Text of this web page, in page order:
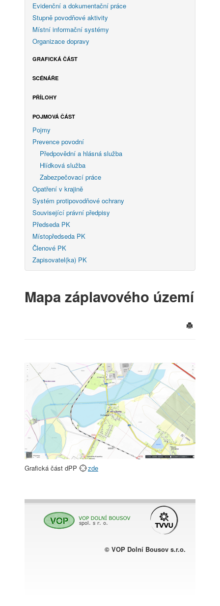
Evidenční a dokumentační práce
Stupně povodňové aktivity
Místní informační systémy
Organizace dopravy
GRAFICKÁ ČÁST
SCÉNÁŘE
PŘÍLOHY
POJMOVÁ ČÁST
Pojmy
Prevence povodní
Předpovědní a hlásná služba
Hlídková služba
Zabezpečovací práce
Opatření v krajině
Systém protipovodňové ochrany
Související právní předpisy
Předseda PK
Místopředseda PK
Členové PK
Zapisovatel(ka) PK
Mapa záplavového území
Grafická část dPP zde
© VOP Dolní Bousov s.r.o.